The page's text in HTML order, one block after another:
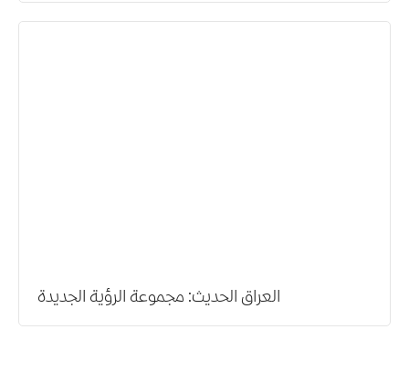
العراق الحديث: مجموعة الرؤية الجديدة